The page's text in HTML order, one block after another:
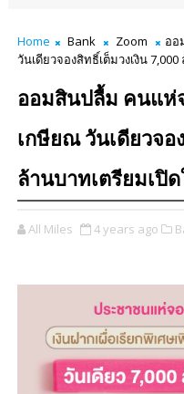
Home Bank Zoom
ออ
วันเดียวจองสิทธิ์เต็มวงเงิน
ออมสินปลื้ม คนแห่
เกษียณ วันเดียวจอ
ล้านบาทเตรียมเปิ
All Miles 4 years ago